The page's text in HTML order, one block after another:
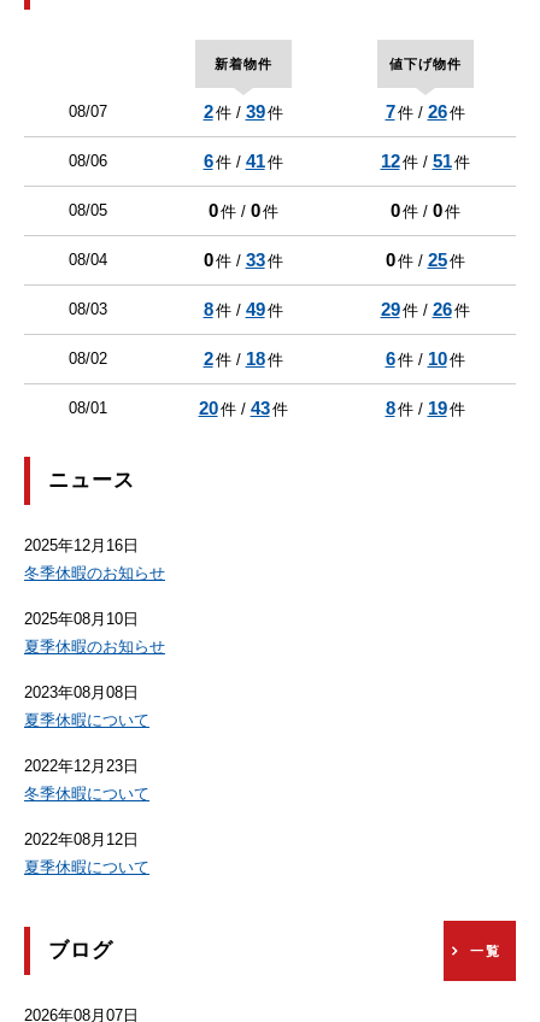
新着物件 値下げ物件
08/07 2件 / 39件 7件 / 26件
08/06 6件 / 41件 12件 / 51件
08/05 0件 / 0件 0件 / 0件
08/04 0件 / 33件 0件 / 25件
08/03 8件 / 49件 29件 / 26件
08/02 2件 / 18件 6件 / 10件
08/01 20件 / 43件 8件 / 19件
ニュース
2025年12月16日
冬季休暇のお知らせ
2025年08月10日
夏季休暇のお知らせ
2023年08月08日
夏季休暇について
2022年12月23日
冬季休暇について
2022年08月12日
夏季休暇について
ブログ 一覧
2026年08月07日